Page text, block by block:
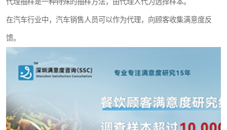
在汽车行业中，汽车销售人员可以作为代理，向顾客收集满意度反
馈。